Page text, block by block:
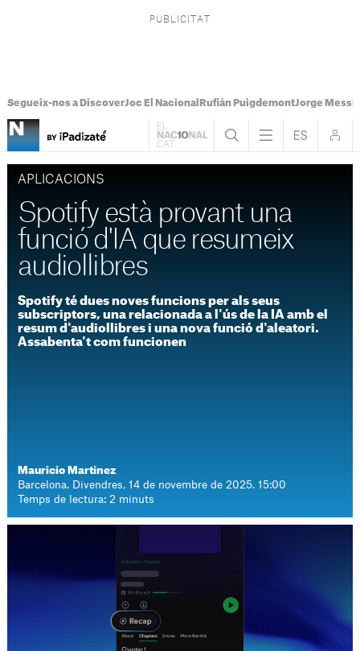
Segueix-nos a DiscoverJoc El Nacional Rufián PuigdemontJorge Messi
APLICACIONS
Spotify està provant una
funció d'IA que resumeix
audiollibres
Spotify té dues noves funcions per als seus
subscriptors, una relacionada a l'ús de la IA amb el
resum d'audiollibres i una nova funció d'aleatori.
Assabenta't com funcionen
Mauricio Martínez
Barcelona. Divendres, 14 de novembre de 2025. 15:00
Temps de lectura: 2 minuts